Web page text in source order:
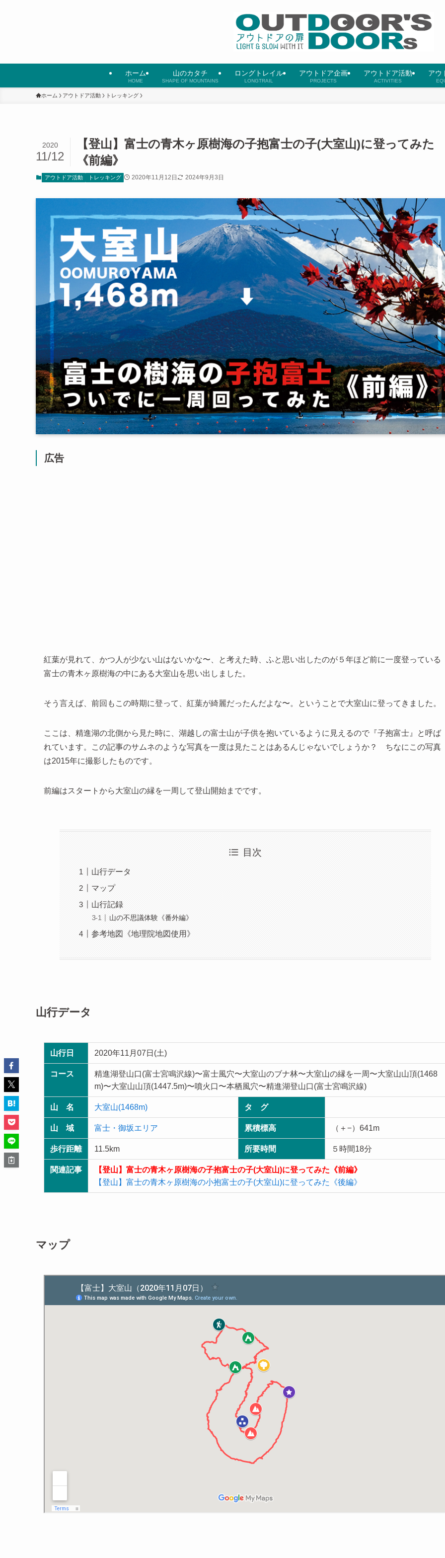
ホーム
HOME
山のカタチ
SHAPE OF MOUNTAINS
ロングトレイル
LONGTRAIL
アウトドア企画
PROJECTS
アウトドア活動
ACTIVITIES
アウ
ホーム アウトドア活動 トレッキング
【登山】富士の青木ヶ原樹海の子抱富士の子(大室山)に登ってみた
《前編》
2020
11/12
アウトドア活動 トレッキング 2020年11月12日 2024年9月3日
広告
紅葉が見れて、かつ人が少ない山はないかな〜、と考えた時、ふと思い出したのが５年ほど前に一度登っている
富士の青木ヶ原樹海の中にある大室山を思い出しました。
そう言えば、前回もこの時期に登って、紅葉が綺麗だったんだよな〜。ということで大室山に登ってきました。
ここは、精進湖の北側から見た時に、湖越しの富士山が子供を抱いているように見えるので『子抱富士』と呼ば
れています。この記事のサムネのような写真を一度は見たことはあるんじゃないでしょうか？ ちなにこの写真
は2015年に撮影したものです。
前編はスタートから大室山の縁を一周して登山開始までです。
目次
山行データ
マップ
山行記録
山の不思議体験《番外編》
参考地図《地理院地図使用》
山行データ
山行日 2020年11月07日(土)
コース
精進湖登山口(富士宮鳴沢線)〜富士風穴〜大室山のブナ林〜大室山の縁を一周〜大室山山頂(1468
m)〜大室山山頂(1447.5m)〜噴火口〜本栖風穴〜精進湖登山口(富士宮鳴沢線)
山 名 大室山(1468m) タ グ
山 域 富士・御坂エリア 累積標高 （＋−）641m
歩行距離 11.5km 所要時間 ５時間18分
関連記事
【登山】富士の青木ヶ原樹海の子抱富士の子(大室山)に登ってみた《前編》
【登山】富士の青木ヶ原樹海の小抱富士の子(大室山)に登ってみた《後編》
マップ